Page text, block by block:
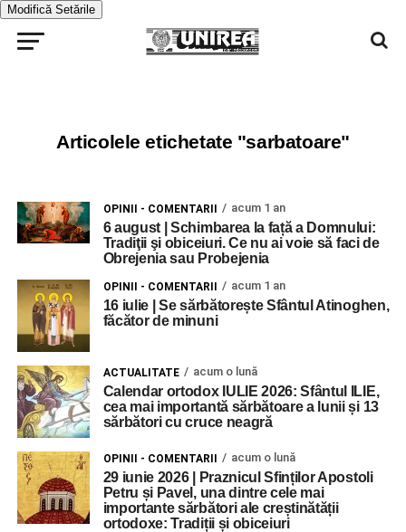
Modifică Setările
Articolele etichetate "sarbatoare"
OPINII - COMENTARII acum 1 an
6 august | Schimbarea la față a Domnului:
Tradiţii şi obiceiuri. Ce nu ai voie să faci de
Obrejenia sau Probejenia
OPINII - COMENTARII acum 1 an
16 iulie | Se sărbătorește Sfântul Atinoghen,
făcător de minuni
ACTUALITATE acum o lună
Calendar ortodox IULIE 2026: Sfântul ILIE,
cea mai importantă sărbătoare a lunii și 13
sărbători cu cruce neagră
OPINII - COMENTARII acum o lună
29 iunie 2026 | Praznicul Sfinților Apostoli
Petru și Pavel, una dintre cele mai
importante sărbători ale creștinătății
ortodoxe: Tradiții și obiceiuri